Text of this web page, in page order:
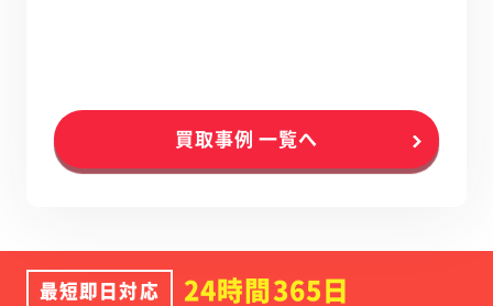
買取事例 一覧へ
最短即日対応
24時間365日